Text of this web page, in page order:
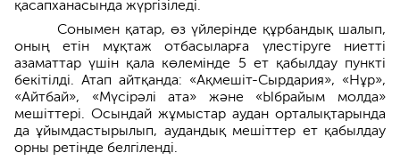
қасапханасында жүргізіледі.
Сонымен қатар, өз үйлерінде құрбандық шалып,
оның етін мұқтаж отбасыларға үлестіруге ниетті
азаматтар үшін қала көлемінде 5 ет қабылдау пункті
бекітілді. Атап айтқанда: «Ақмешіт-Сырдария», «Нұр»,
«Айтбай», «Мүсірәлі ата» және «Ыбрайым молда»
мешіттері. Осындай жұмыстар аудан орталықтарында
да ұйымдастырылып, аудандық мешіттер ет қабылдау
орны ретінде белгіленді.